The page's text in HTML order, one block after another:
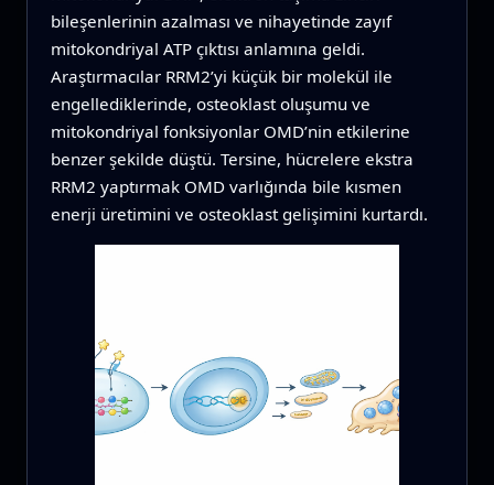
bileşenlerinin azalması ve nihayetinde zayıf
mitokondriyal ATP çıktısı anlamına geldi.
Araştırmacılar RRM2’yi küçük bir molekül ile
engellediklerinde, osteoklast oluşumu ve
mitokondriyal fonksiyonlar OMD’nin etkilerine
benzer şekilde düştü. Tersine, hücrelere ekstra
RRM2 yaptırmak OMD varlığında bile kısmen
enerji üretimini ve osteoklast gelişimini kurtardı.